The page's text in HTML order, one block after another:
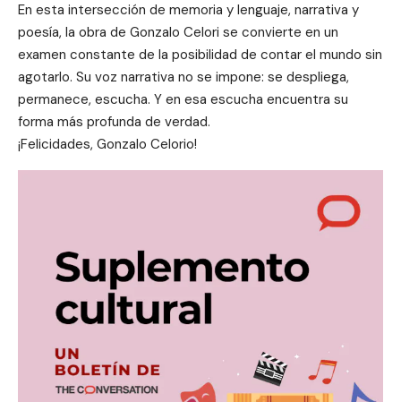
En esta intersección de memoria y lenguaje, narrativa y
poesía, la obra de Gonzalo Celori se convierte en un
examen constante de la posibilidad de contar el mundo sin
agotarlo. Su voz narrativa no se impone: se despliega,
permanece, escucha. Y en esa escucha encuentra su
forma más profunda de verdad.
¡Felicidades, Gonzalo Celorio!